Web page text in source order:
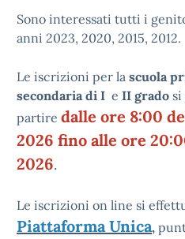
Sono interessati tutti i
anni 2023, 2020, 2015, 2012.
Le iscrizioni per la scuola
secondaria di I e II grado si
partire dalle ore 8:00
2026 fino alle ore
2026.
Le iscrizioni on line si
Piattaforma Unica,